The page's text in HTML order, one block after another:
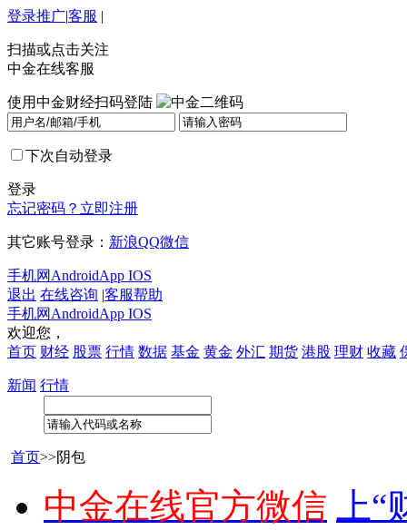
登录推广|客服 |
扫描或点击关注
中金在线客服
使用中金财经扫码登陆
下次自动登录
登录
忘记密码？ 立即注册
其它账号登录： 新浪QQ微信
手机网 AndroidApp IOS
退出 在线咨询 |客服帮助
手机网 AndroidApp IOS
欢迎您，
首页 财经 股票 行情 数据 基金 黄金 外汇 期货 港股 理财 收藏
新闻 行情
首页>>阴包
中金在线官方微信
上